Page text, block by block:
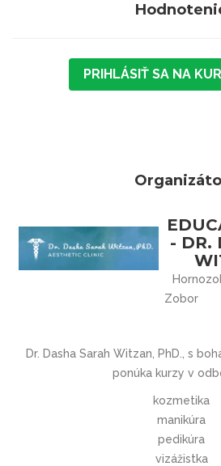
PRIHLÁSIŤ SA NA
- DR.
Zobor
Dr. Dasha Sarah Witzan, PhD., s
ponúka kurzy v
kozmetika
manikúra
pedikúra
vizážistka